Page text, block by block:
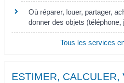
Où réparer, louer, partager,
donner des objets (téléphone,
Tous les services
ESTIMER, CALCULER,